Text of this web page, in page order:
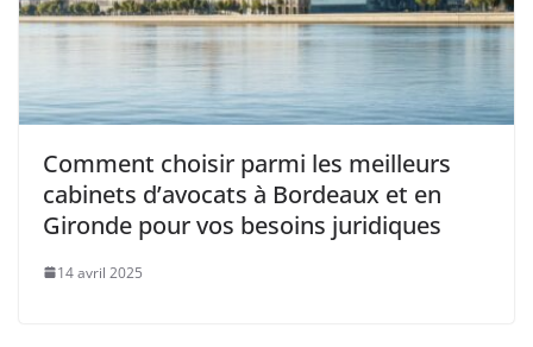
Comment choisir parmi les meilleurs
cabinets d’avocats à Bordeaux et en
Gironde pour vos besoins juridiques
14 avril 2025